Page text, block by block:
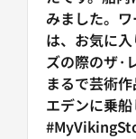
みました。
は、お気に
ズの際のザ·
まるで芸術
エデンに乗船